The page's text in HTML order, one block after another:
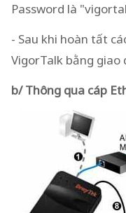
Password là
- Sau khi hoàn tất
VigorTalk bằng giao
b/ Thông qua cáp